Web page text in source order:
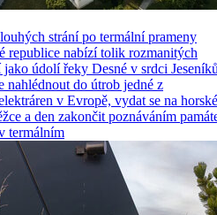
strání po termální prameny
republice nabízí tolik rozmanitých
údolí řeky Desné v srdci
nahlédnout do útrob jedné z
v Evropě, vydat se na horské
a den zakončit poznáváním
termálním